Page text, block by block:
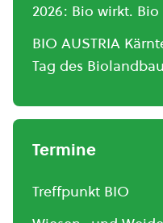
2026: Bio wirkt.
BIO AUSTRIA
Tag des
Termine
Treffpunkt BIO